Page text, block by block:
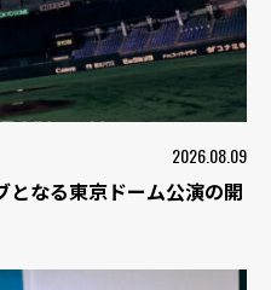
2026.08.09
なる東京ドーム公演の開